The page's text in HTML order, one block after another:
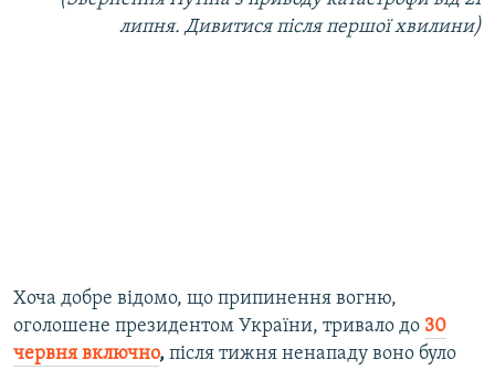
липня. Дивитися після першої хвилини)
Хоча добре відомо, що припинення вогню,
оголошене президентом України, тривало до 30
червня включно, після тижня ненападу воно було